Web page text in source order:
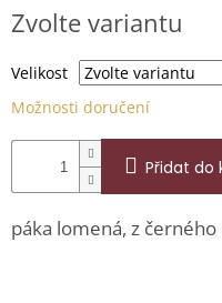
cena:
Zvolte variantu
Velikost
Možnosti doručení
Přidat do
páka lomená, z